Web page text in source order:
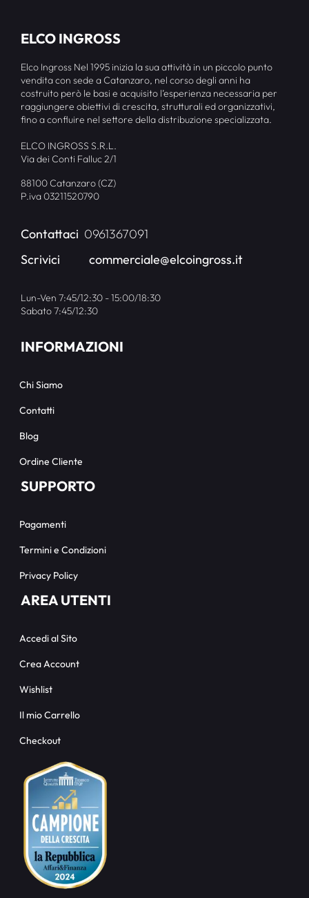
ELCO INGROSS
Elco Ingross Nel 1995 inizia la sua attività in un piccolo punto
vendita con sede a Catanzaro, nel corso degli anni ha
costruito però le basi e acquisito l’esperienza necessaria per
raggiungere obiettivi di crescita, strutturali ed organizzativi,
fino a confluire nel settore della distribuzione specializzata.
ELCO INGROSS S.R.L.
Via dei Conti Falluc 2/1
88100 Catanzaro (CZ)
P.iva 03211520790
Contattaci 0961367091
Scrivici
commerciale@elcoingross.it
Lun-Ven 7:45/12:30 - 15:00/18:30
Sabato 7:45/12:30
INFORMAZIONI
Chi Siamo
Contatti
Blog
Ordine Cliente
SUPPORTO
Pagamenti
Termini e Condizioni
Privacy Policy
AREA UTENTI
Accedi al Sito
Crea Account
Wishlist
Il mio Carrello
Checkout